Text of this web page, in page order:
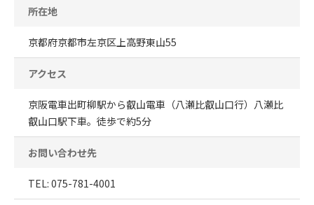
所在地
京都府京都市左京区上高野東山55
アクセス
京阪電車出町柳駅から叡山電車（八瀬比叡山口行）八瀬比
叡山口駅下車。徒歩で約5分
お問い合わせ先
TEL: 075-781-4001